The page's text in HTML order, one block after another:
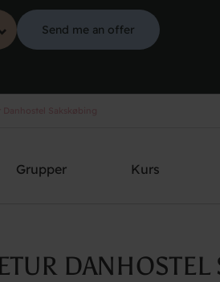
Send me an offer
Grupper Kurs